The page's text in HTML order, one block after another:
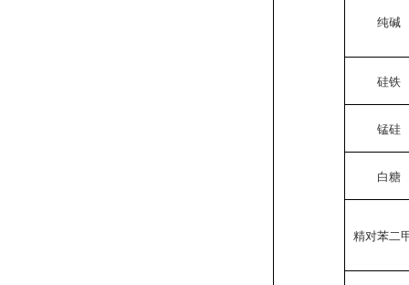
纯碱
硅铁
锰硅
白糖
精对苯二